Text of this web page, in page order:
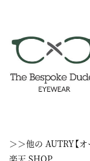
＞＞他の AUTRY【